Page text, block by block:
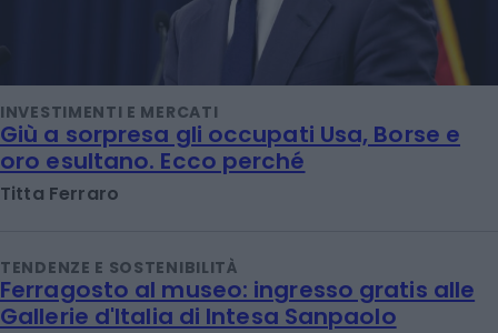
INVESTIMENTI E MERCATI
Giù a sorpresa gli occupati Usa, Borse e
oro esultano. Ecco perché
Titta Ferraro
TENDENZE E SOSTENIBILITÀ
Ferragosto al museo: ingresso gratis alle
Gallerie d'Italia di Intesa Sanpaolo